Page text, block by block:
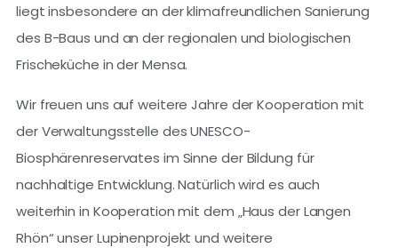
liegt insbesondere an der klimafreundlichen Sanierung
des B-Baus und an der regionalen und biologischen
Frischeküche in der Mensa.
Wir freuen uns auf weitere Jahre der Kooperation mit
der Verwaltungsstelle des UNESCO-
Biosphärenreservates im Sinne der Bildung für
nachhaltige Entwicklung. Natürlich wird es auch
weiterhin in Kooperation mit dem „Haus der Langen
Rhön“ unser Lupinenprojekt und weitere